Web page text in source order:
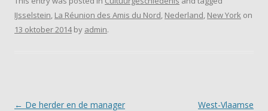
IJsselstein, La Réunion des Amis du Nord, Nederland, New York on
13 oktober 2014by admin.
Post navigation
← De herder en de manager
West-Vlaamse